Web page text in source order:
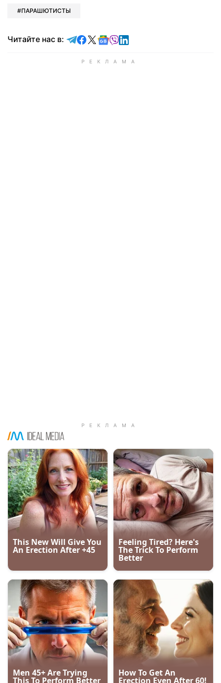
ПАРАШЮТИСТЫ
Читайте нас в: Читайте в Telegram
Читайте в Facebook
Читайте в X
Читайте в Google news
Читайте в Viber
Читайте в LinkedIn